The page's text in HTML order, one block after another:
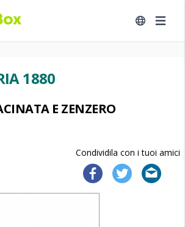
1880
E ZENZERO
Condividila con i tuoi amici